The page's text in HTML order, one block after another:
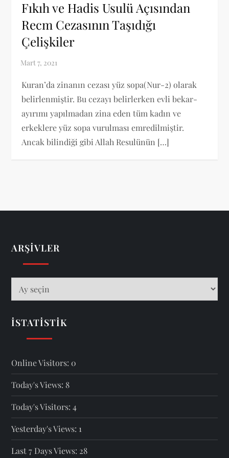
Fıkıh ve Hadis Usulü Açısından
Recm Cezasının Taşıdığı
Çelişkiler
Kuran’da zinanın cezası yüz sopa(Nur-2) olarak
belirlenmiştir. Bu cezayı belirlerken evli bekar-
ayırımı yapılmadan zina eden tüm kadın ve
erkeklere yüz sopa vurulması emredilmiştir.
Ancak bilindiği gibi Allah Resulünün […]
ARŞIVLER
İSTATISTIK
Online Visitors: 0
Today's Views:8
Today's Visitors:4
Yesterday's Views: 1
Last 7 Days Views: 28